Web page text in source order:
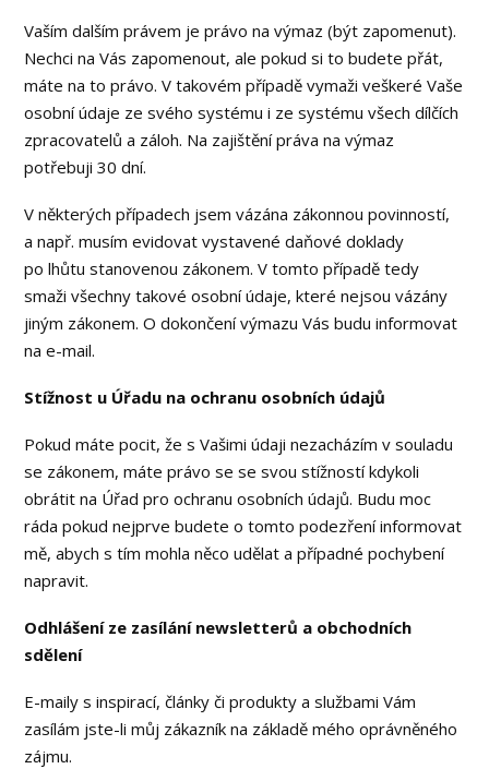
Vaším dalším právem je právo na výmaz (být zapomenut).
Nechci na Vás zapomenout, ale pokud si to budete přát,
máte na to právo. V takovém případě vymaži veškeré Vaše
osobní údaje ze svého systému i ze systému všech dílčích
zpracovatelů a záloh. Na zajištění práva na výmaz
potřebuji 30 dní.
V některých případech jsem vázána zákonnou povinností,
a např. musím evidovat vystavené daňové doklady
po lhůtu stanovenou zákonem. V tomto případě tedy
smaži všechny takové osobní údaje, které nejsou vázány
jiným zákonem. O dokončení výmazu Vás budu informovat
na e-mail.
Stížnost u Úřadu na ochranu osobních údajů
Pokud máte pocit, že s Vašimi údaji nezacházím v souladu
se zákonem, máte právo se se svou stížností kdykoli
obrátit na Úřad pro ochranu osobních údajů. Budu moc
ráda pokud nejprve budete o tomto podezření informovat
mě, abych s tím mohla něco udělat a případné pochybení
napravit.
Odhlášení ze zasílání newsletterů a obchodních
sdělení
E-maily s inspirací, články či produkty a službami Vám
zasílám jste-li můj zákazník na základě mého oprávněného
zájmu.